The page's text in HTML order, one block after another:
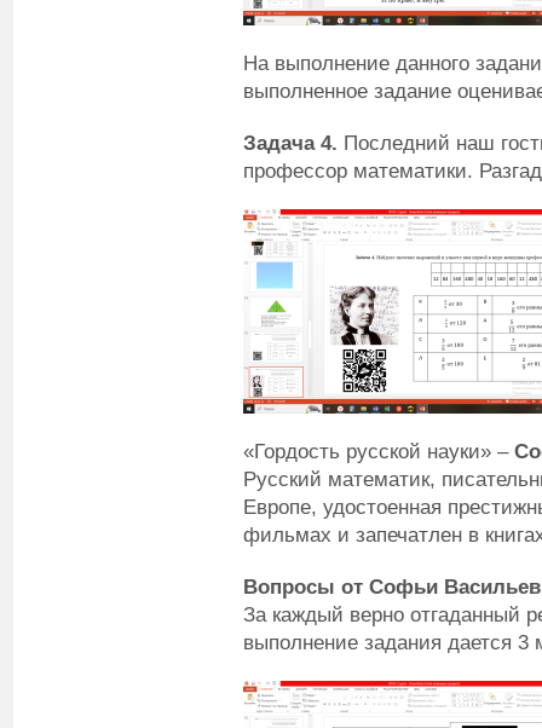
На выполнение данного
выполненное задание
Задача 4. Последний наш
профессор математики.
«Гордость русской науки» –
Русский математик,
Европе, удостоенная
фильмах и запечатлен в
Вопросы от Софьи
За каждый верно отгаданный
выполнение задания дается 3